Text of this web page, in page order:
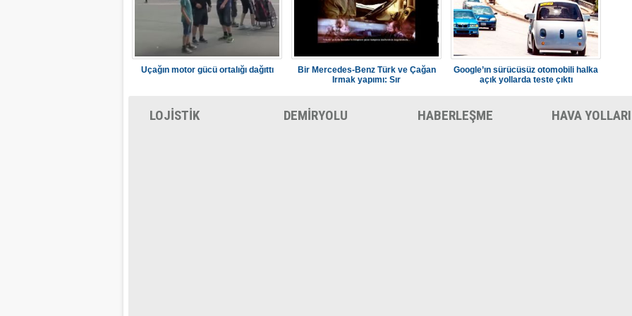
Uçağın motor gücü ortalığı dağıttı
Bir Mercedes-Benz Türk ve Çağan
Irmak yapımı: Sır
Google’ın sürücüsüz otomobili halka
açık yollarda teste çıktı
LOJİSTİK DEMİRYOLU HABERLEŞME HAVA YOLLARI